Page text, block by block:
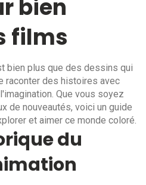
bien
films
bien plus que des dessins qui
raconter des histoires avec
Que vous soyez
de nouveautés, voici un guide
et aimer ce monde coloré.
du